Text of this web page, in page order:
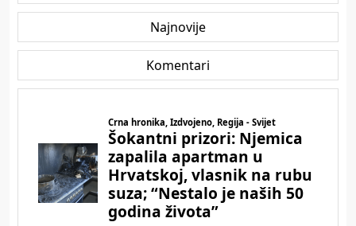
Najnovije
Komentari